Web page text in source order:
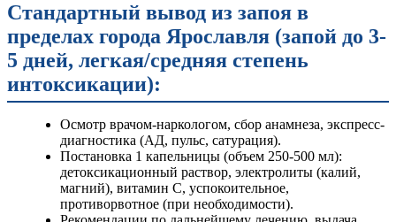
Стандартный вывод из запоя в
пределах города Ярославля (запой до 3-
5 дней, легкая/средняя степень
интоксикации):
Осмотр врачом-наркологом, сбор анамнеза, экспресс-
диагностика (АД, пульс, сатурация).
Постановка 1 капельницы (объем 250-500 мл):
детоксикационный раствор, электролиты (калий,
магний), витамин C, успокоительное,
противорвотное (при необходимости).